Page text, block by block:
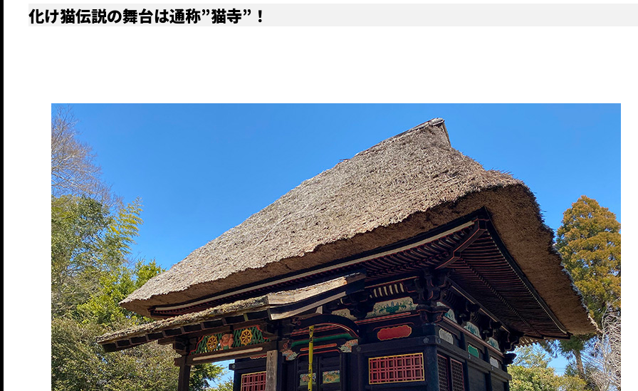
化け猫伝説の舞台は通称”猫寺”！